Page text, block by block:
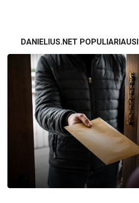
DANIELIUS.NET POPULIARIAUSI